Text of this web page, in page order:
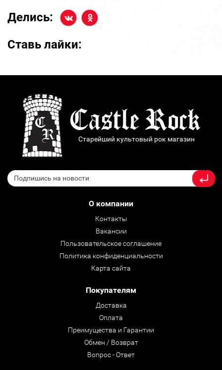
Делись:
Ставь лайки:
Старейший культовый рок магазин
О компании
Контакты
Вакансии
Пользовательское соглашение
Политика конфиденциальности
Карта сайта
Покупателям
Доставка
Оплата
Преимущества и Гарантии
Обмен / Возврат
Вопрос - Ответ